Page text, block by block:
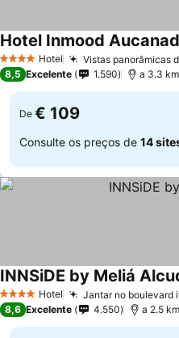
4 EstrelasHotel Vistas panorâmicas
Hotel Inmood
8,5 Excelente 1.590 a 3.3
De € 109
Consulte os preços de 14
4 EstrelasHotel Jantar no boulevard
INNSiDE by Meliá
8,6 Excelente 4.550 a 2.5